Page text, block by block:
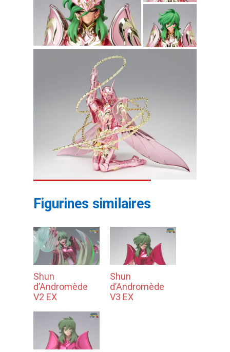
Figurines similaires
Shun
d’Andromède
V2 EX
Shun
d’Andromède
V3 EX